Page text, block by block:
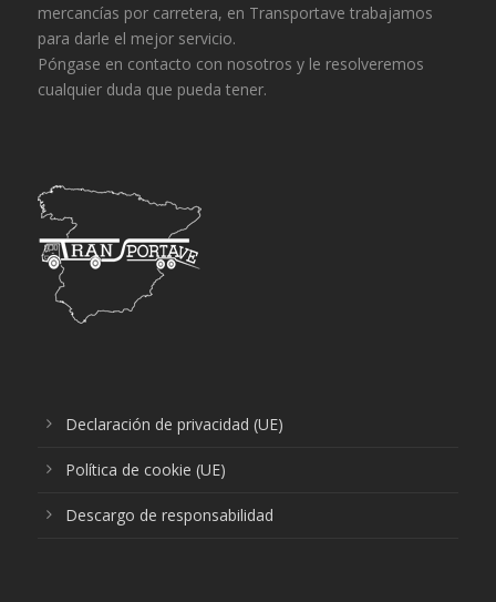
mercancías por carretera, en Transportave trabajamos
para darle el mejor servicio.
Póngase en contacto con nosotros y le resolveremos
cualquier duda que pueda tener.
Declaración de privacidad (UE)
Política de cookie (UE)
Descargo de responsabilidad